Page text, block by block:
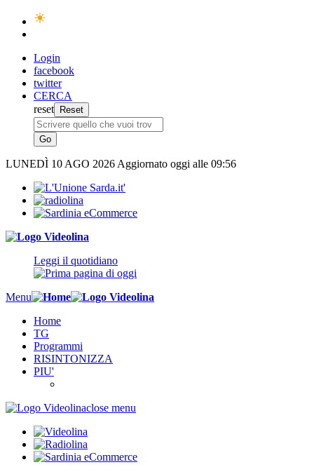
Login
facebook
twitter
CERCA
reset
LUNEDÌ 10 AGO 2026 Aggiornato oggi alle 09:56
Leggi il quotidiano
Menu
Home
TG
Programmi
RISINTONIZZA
PIU'
close menu